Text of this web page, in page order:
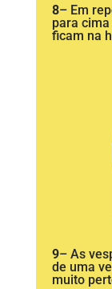
8– Em
para
ficam na
9– As
de uma
muito